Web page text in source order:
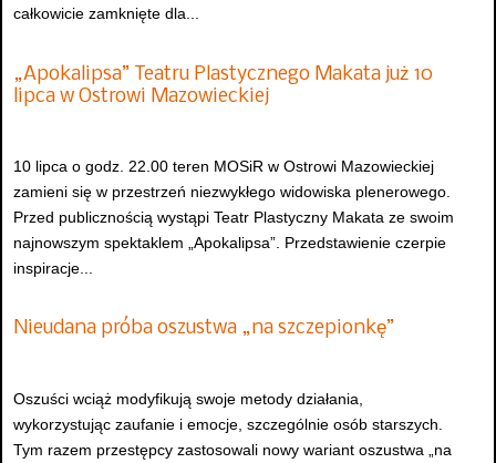
całkowicie zamknięte dla...
„Apokalipsa” Teatru Plastycznego Makata już 10
lipca w Ostrowi Mazowieckiej
10 lipca o godz. 22.00 teren MOSiR w Ostrowi Mazowieckiej
zamieni się w przestrzeń niezwykłego widowiska plenerowego.
Przed publicznością wystąpi Teatr Plastyczny Makata ze swoim
najnowszym spektaklem „Apokalipsa”. Przedstawienie czerpie
inspiracje...
Nieudana próba oszustwa „na szczepionkę”
Oszuści wciąż modyfikują swoje metody działania,
wykorzystując zaufanie i emocje, szczególnie osób starszych.
Tym razem przestępcy zastosowali nowy wariant oszustwa „na